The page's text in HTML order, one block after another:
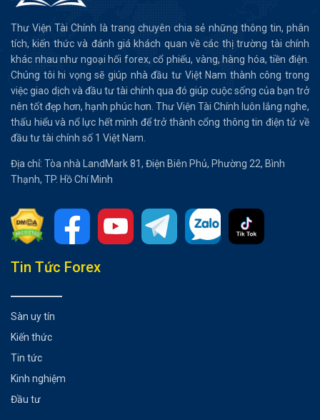
Thư Viện Tài Chính là trang chuyên chia sẻ những thông tin, phân
tích, kiến thức và đánh giá khách quan về các thị trường tài chính
khác nhau như ngoại hối forex, cổ phiếu, vàng, hàng hóa, tiền điện.
Chúng tôi hi vọng sẽ giúp nhà đầu tư Việt Nam thành công trong
việc giao dịch và đầu tư tài chính qua đó giúp cuộc sống của bạn trở
nên tốt đẹp hơn, hạnh phúc hơn. Thư Viện Tài Chính luôn lắng nghe,
thấu hiểu và nổ lực hết mình để trở thành cổng thông tin điện tử về
đầu tư tài chính số 1 Việt Nam.
Địa chỉ: Tòa nhà LandMark 81, Điện Biên Phủ, Phường 22, Bình
Thạnh, TP. Hồ Chí Minh
Tổng hợp bài viết
Tin Tức Forex
Sàn uy tín
Kiến thức
Tin tức
Kinh nghiệm
Đầu tư